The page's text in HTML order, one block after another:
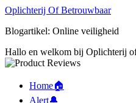
Oplichterij Of Betrouwbaar
Blogartikel: Online veiligheid
Hallo en welkom bij Oplichterij
Home🏠︎
Alert🔔︎